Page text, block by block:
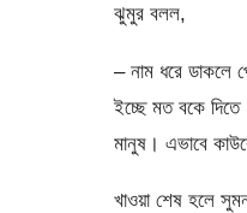
ঝুমুর বলল,
– নাম ধরে ডাকলে
ইচ্ছে মত বকে
মানুষ। এভাবে
খাওয়া শেষ হলে